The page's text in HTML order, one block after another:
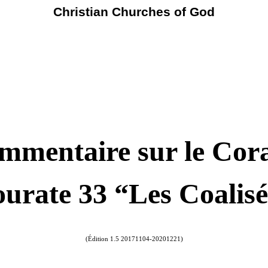
Christian Churches of God
sur le
33 “Les
(Édition 1.5 20171104-20201221)